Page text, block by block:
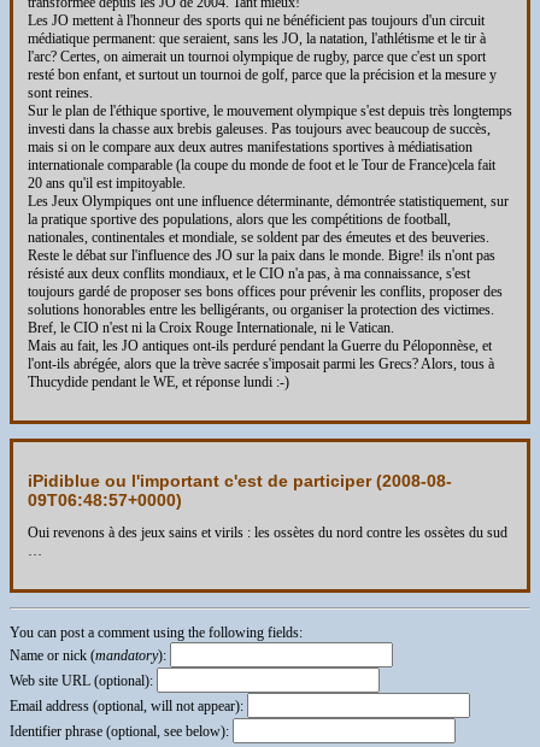
Les JO mettent à l'honneur des sports qui ne bénéficient pas toujours d'un circuit
médiatique permanent: que seraient, sans les JO, la natation, l'athlétisme et le tir à
l'arc? Certes, on aimerait un tournoi olympique de rugby, parce que c'est un sport
resté bon enfant, et surtout un tournoi de golf, parce que la précision et la mesure y
sont reines.
Sur le plan de l'éthique sportive, le mouvement olympique s'est depuis très longtemps
investi dans la chasse aux brebis galeuses. Pas toujours avec beaucoup de succès,
mais si on le compare aux deux autres manifestations sportives à médiatisation
internationale comparable (la coupe du monde de foot et le Tour de France)cela fait
20 ans qu'il est impitoyable.
Les Jeux Olympiques ont une influence déterminante, démontrée statistiquement, sur
la pratique sportive des populations, alors que les compétitions de football,
nationales, continentales et mondiale, se soldent par des émeutes et des beuveries.
Reste le débat sur l'influence des JO sur la paix dans le monde. Bigre! ils n'ont pas
résisté aux deux conflits mondiaux, et le CIO n'a pas, à ma connaissance, s'est
toujours gardé de proposer ses bons offices pour prévenir les conflits, proposer des
solutions honorables entre les belligérants, ou organiser la protection des victimes.
Bref, le CIO n'est ni la Croix Rouge Internationale, ni le Vatican.
Mais au fait, les JO antiques ont-ils perduré pendant la Guerre du Péloponnèse, et
l'ont-ils abrégée, alors que la trève sacrée s'imposait parmi les Grecs? Alors, tous à
Thucydide pendant le WE, et réponse lundi :-)
iPidiblue ou l'important c'est de participer (2008-08-
09T06:48:57+0000)
Oui revenons à des jeux sains et virils : les ossètes du nord contre les ossètes du sud
You can post a comment using the following fields:
Name or nick (mandatory):
Web site URL (optional):
Email address (optional, will not appear):
Identifier phrase (optional, see below):